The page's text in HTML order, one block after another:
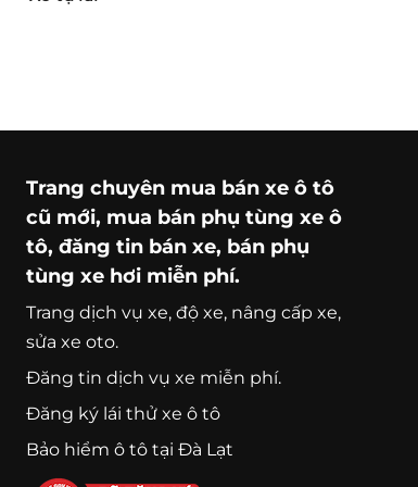
Trang chuyên mua bán xe ô tô
cũ mới, mua bán phụ tùng xe ô
tô, đăng tin bán xe, bán phụ
tùng xe hơi miễn phí.
Trang dịch vụ xe, độ xe, nâng cấp xe,
sửa xe oto.
Đăng tin dịch vụ xe miễn phí.
Đăng ký lái thử xe ô tô
Bảo hiểm ô tô tại Đà Lạt